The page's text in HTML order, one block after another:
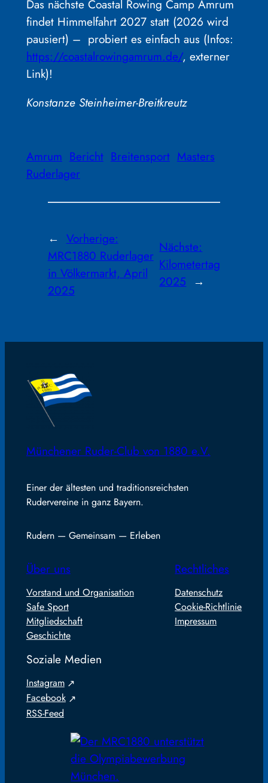
Das nächste Coastal Rowing Camp Amrum
findet Himmelfahrt 2027 statt (2026 wird
pausiert) – probiert es einfach aus (Infos:
https://coastalrowingamrum.de/, externer
Link)!
Konstanze Steinheimer-Breitkreutz
Amrum Bericht Breitensport Masters
Ruderlager
← Vorherige:
MRC1880 Ruderlager
in Völkermarkt, April
2025
Nächste:
Kilometertag
2025 →
Münchener Ruder-Club von 1880 e.V.
Einer der ältesten und traditionsreichsten
Rudervereine in ganz Bayern.
Rudern — Gemeinsam — Erleben
Über uns
Vorstand und Organisation
Safe Sport
Mitgliedschaft
Geschichte
Rechtliches
Datenschutz
Cookie-Richtlinie
Impressum
Soziale Medien
Instagram
Facebook
RSS-Feed